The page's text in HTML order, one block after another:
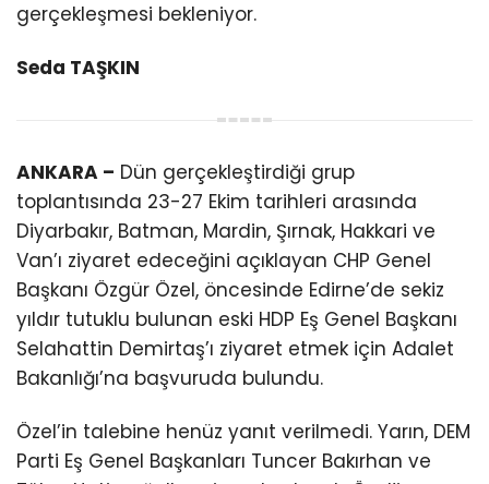
gerçekleşmesi bekleniyor.
Seda TAŞKIN
ANKARA – Dün gerçekleştirdiği grup
toplantısında 23-27 Ekim tarihleri arasında
Diyarbakır, Batman, Mardin, Şırnak, Hakkari ve
Van’ı ziyaret edeceğini açıklayan CHP Genel
Başkanı Özgür Özel, öncesinde Edirne’de sekiz
yıldır tutuklu bulunan eski HDP Eş Genel Başkanı
Selahattin Demirtaş’ı ziyaret etmek için Adalet
Bakanlığı’na başvuruda bulundu.
Özel’in talebine henüz yanıt verilmedi. Yarın, DEM
Parti Eş Genel Başkanları Tuncer Bakırhan ve